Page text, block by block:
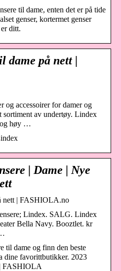
til dame, enten det er på tide
genser, kortermet genser
ditt.
dame på nett |
accessoirer for damer og
sortiment av undertøy. Lindex
og høy …
| Dame | Nye
nett | FASHIOLA.no
Lindex. SALG. Lindex
Bella Navy. Booztlet. kr
til dame og finn den beste
dine favorittbutikker. 2023
FASHIOLA